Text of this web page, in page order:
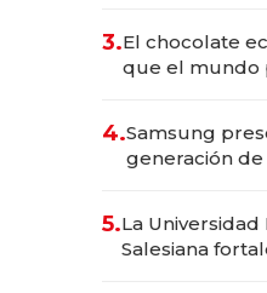
3.El chocolate
que el mundo
4.Samsung
generación
5.La
Salesiana